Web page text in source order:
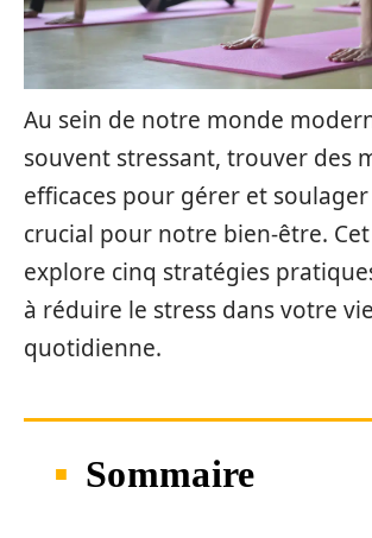
Au sein de notre monde
souvent stressant, trouver des
efficaces pour gérer et
crucial pour notre bien-être.
explore cinq stratégies
à réduire le stress dans votre vie
quotidienne.
Sommaire